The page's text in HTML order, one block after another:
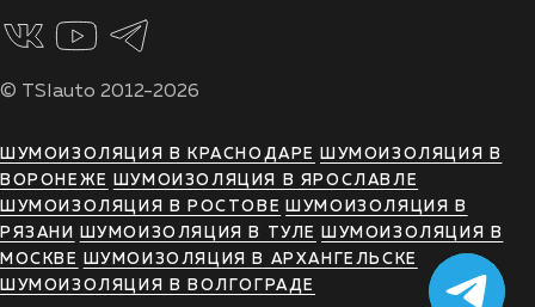
© TSIauto 2012-2026
ШУМОИЗОЛЯЦИЯ В КРАСНОДАРЕ
ШУМОИЗОЛЯЦИЯ В
ВОРОНЕЖЕ
ШУМОИЗОЛЯЦИЯ В ЯРОСЛАВЛЕ
ШУМОИЗОЛЯЦИЯ В РОСТОВЕ
ШУМОИЗОЛЯЦИЯ В
РЯЗАНИ
ШУМОИЗОЛЯЦИЯ В ТУЛЕ
ШУМОИЗОЛЯЦИЯ В
МОСКВЕ
ШУМОИЗОЛЯЦИЯ В АРХАНГЕЛЬСКЕ
ШУМОИЗОЛЯЦИЯ В ВОЛГОГРАДЕ